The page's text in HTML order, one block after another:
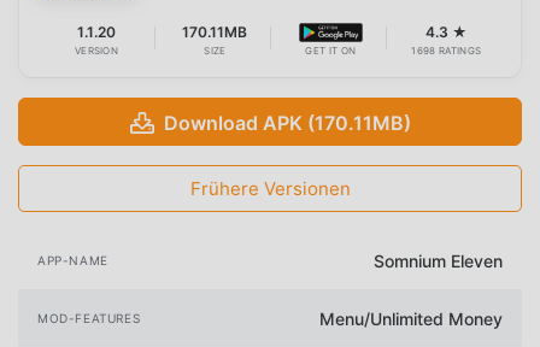
1.1.20
VERSION
170.11MB
SIZE GET IT ON
4.3 ★
1698 RATINGS
Download APK (170.11MB)
Frühere Versionen
APP-NAME Somnium Eleven
MOD-FEATURES Menu/Unlimited Money